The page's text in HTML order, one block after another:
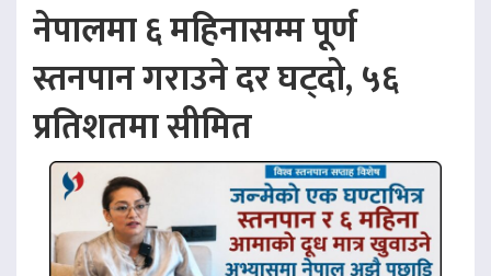
नेपालमा ६ महिनासम्म पूर्ण
स्तनपान गराउने दर घट्दो, ५६
प्रतिशतमा सीमित